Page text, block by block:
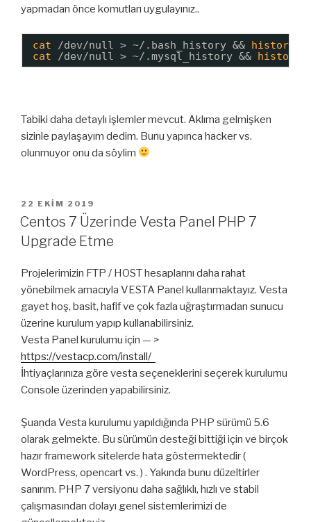
yapmadan önce komutları uygulayınız..
cat /dev/null > ~/.bash_history && history
cat
/dev/null > ~/.mysql_history && history
Tabiki daha detaylı işlemler mevcut. Aklıma gelmişken
sizinle paylaşayım dedim. Bunu yapınca hacker vs.
olunmuyor onu da söylim
YAYIM
TARIHI
22 EKIM 2019
Centos 7 Üzerinde Vesta Panel PHP 7
Upgrade Etme
Projelerimizin FTP / HOST hesaplarını daha rahat
yönebilmek amacıyla VESTA Panel kullanmaktayız. Vesta
gayet hoş, basit, hafif ve çok fazla uğraştırmadan sunucu
üzerine kurulum yapıp kullanabilirsiniz.
Vesta Panel kurulumu için — >
https://vestacp.com/install/
İhtiyaçlarınıza göre vesta seçeneklerini seçerek kurulumu
Console üzerinden yapabilirsiniz.
Şuanda Vesta kurulumu yapıldığında PHP sürümü 5.6
olarak gelmekte. Bu sürümün desteği bittiği için ve birçok
hazır framework sitelerde hata göstermektedir (
WordPress, opencart vs. ) . Yakında bunu düzeltirler
sanırım. PHP 7 versiyonu daha sağlıklı, hızlı ve stabil
çalışmasından dolayı genel sistemlerimizi de